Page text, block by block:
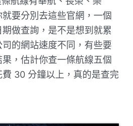
要分別去這些官網，一個
做查詢，是不是想到就累
的網站速度不同，有些要
，估計你查一條航線五個
30 分鐘以上，真的是查完